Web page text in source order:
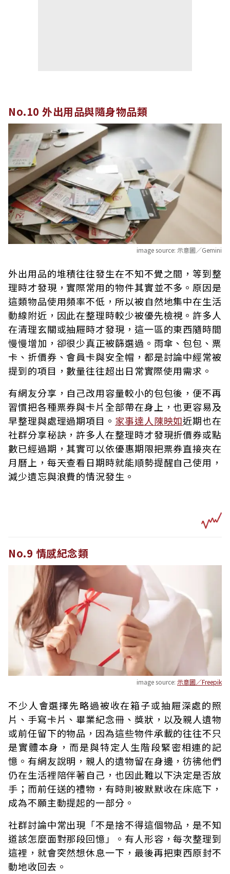
No.10 外出用品與隨身物品類
image source: 示意圖／Gemini
外出用品的堆積往往發生在不知不覺之間，等到整
理時才發現，實際常用的物件其實並不多。原因是
這類物品使用頻率不低，所以被自然地集中在生活
動線附近，因此在整理時較少被優先檢視。許多人
在清理玄關或抽屜時才發現，這一區的東西隨時間
慢慢增加，卻很少真正被篩選過。雨傘、包包、票
卡、折價券、會員卡與安全帽，都是討論中經常被
提到的項目，數量往往超出日常實際使用需求。
有網友分享，自己改用容量較小的包包後，便不再
習慣把各種票券與卡片全部帶在身上，也更容易及
早整理與處理過期項目。 家事達人陳映如近期也在
社群分享秘訣，許多人在整理時才發現折價券或點
數已經過期，其實可以依優惠期限把票券直接夾在
月曆上，每天查看日期時就能順勢提醒自己使用，
減少遺忘與浪費的情況發生。
No.9 情感紀念類
image source: 示意圖／Freepik
不少人會選擇先略過被收在箱子或抽屜深處的照
片、手寫卡片、畢業紀念冊、獎狀，以及親人遺物
或前任留下的物品，因為這些物件承載的往往不只
是實體本身，而是與特定人生階段緊密相連的記
憶。有網友說明，親人的遺物留在身邊，彷彿他們
仍在生活裡陪伴著自己，也因此難以下決定是否放
手；而前任送的禮物，有時則被默默收在床底下，
成為不願主動提起的一部分。
社群討論中常出現「不是捨不得這個物品，是不知
道該怎麼面對那段回憶」。有人形容，每次整理到
這裡，就會突然想休息一下，最後再把東西原封不
動地收回去。